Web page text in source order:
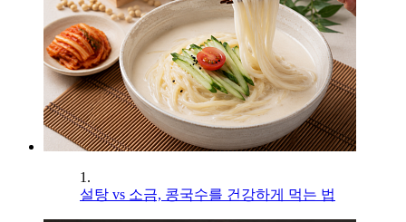
1.
설탕 vs 소금, 콩국수를 건강하게 먹는 법